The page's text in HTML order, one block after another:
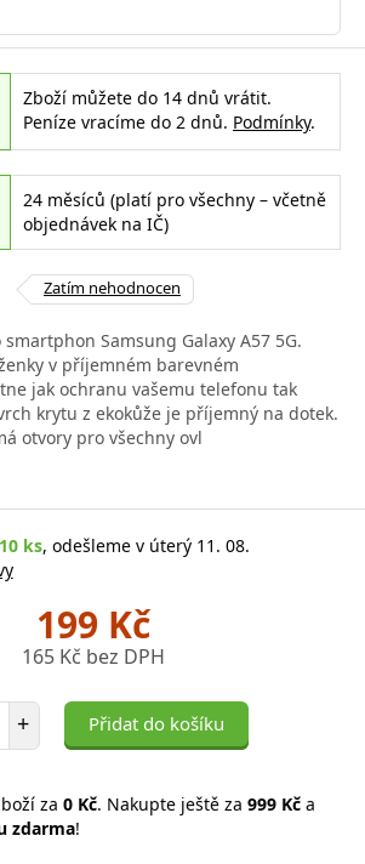
Zboží můžete do 14 dnů vrátit.
Peníze vracíme do 2 dnů. Podmínky.
24 měsíců (platí pro všechny – včetně
objednávek na IČ)
Zatím nehodnocen
Samsung Galaxy A57 5G.
v příjemném barevném
jak ochranu vašemu telefonu tak
krytu z ekokůže je příjemný na dotek.
otvory pro všechny ovl
ks, odešleme v úterý 11. 08.
199 Kč
165 Kč bez DPH
položek
+ Přidat do košíku
za 0 Kč. Nakupte ještě za 999 Kč a
zdarma!